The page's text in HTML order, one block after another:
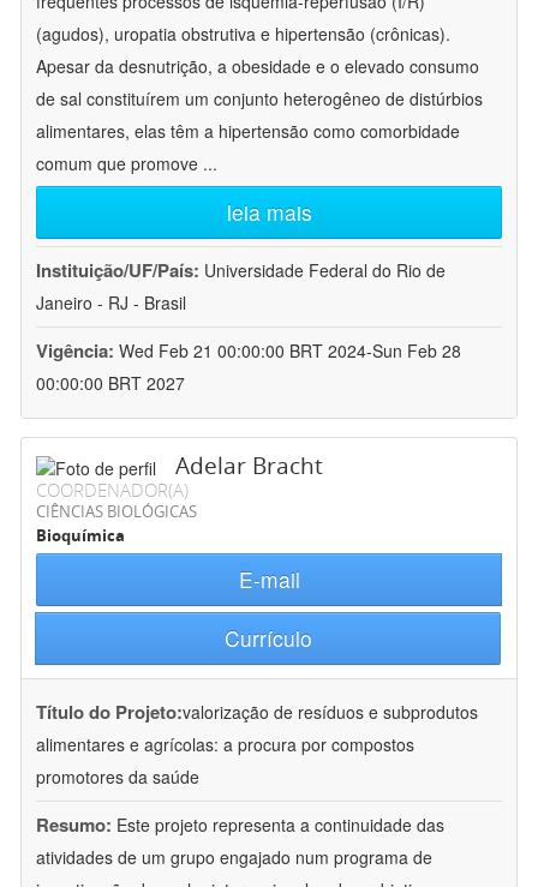
(agudos), uropatia obstrutiva e hipertensão (crônicas).
Apesar da desnutrição, a obesidade e o elevado consumo
de sal constituírem um conjunto heterogêneo de distúrbios
alimentares, elas têm a hipertensão como comorbidade
comum que promove ...
leia mais
Instituição/UF/País: Universidade Federal do Rio de
Janeiro - RJ - Brasil
Vigência: Wed Feb 21 00:00:00 BRT 2024-Sun Feb 28
00:00:00 BRT 2027
Adelar Bracht
COORDENADOR(A)
CIÊNCIAS BIOLÓGICAS
Bioquímica
E-mail
Currículo
Título do Projeto:valorização de resíduos e subprodutos
alimentares e agrícolas: a procura por compostos
promotores da saúde
Resumo: Este projeto representa a continuidade das
atividades de um grupo engajado num programa de